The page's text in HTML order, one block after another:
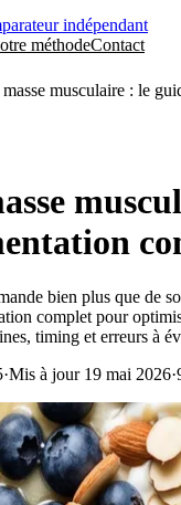
indépendant
méthodeContact
masse musculaire : le
bien plus que de
complet pour
timing et erreurs à
·Mis à jour 19 mai 2026·